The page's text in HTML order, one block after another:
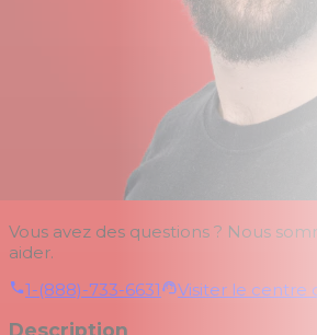
Vous avez des questions ? Nous
aider.
1-(888)-733-6631
Visiter le centre